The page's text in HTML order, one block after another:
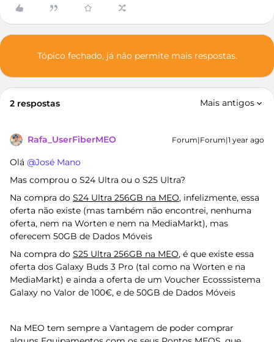
Tópico fechado, já não permite mais respostas.
2 respostas Mais antigos
Rafa_UserFiberMEO Forum|Forum|1 year ago
Olá ​ @José Mano
Mas comprou o S24 Ultra ou o S25 Ultra?
Na compra do S24 Ultra 256GB na MEO, infelizmente, essa
oferta não existe (mas também não encontrei, nenhuma
oferta, nem na Worten e nem na MediaMarkt), mas
oferecem 50GB de Dados Móveis
Na compra do S25 Ultra 256GB na MEO, é que existe essa
oferta dos Galaxy Buds 3 Pro (tal como na Worten e na
MediaMarkt) e ainda a oferta de um Voucher Ecosssistema
Galaxy no Valor de 100€, e de 50GB de Dados Móveis
Na MEO tem sempre a Vantagem de poder comprar